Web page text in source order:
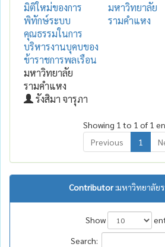
มิติใหม่ของการ
พิทักษ์ระบบ
คุณธรรมในการ
บริหารงานบุคบของ
ข้าราชการพลเรือน
มหาวิทยาลัย
รามคำแหง
รังสิมา จารุภา
มหาวิทยาลัย
รามคำแหง
Showing 1 to 1 of 1
Previous
1
Contributor :มหาวิทยาลัย
Show
Search: